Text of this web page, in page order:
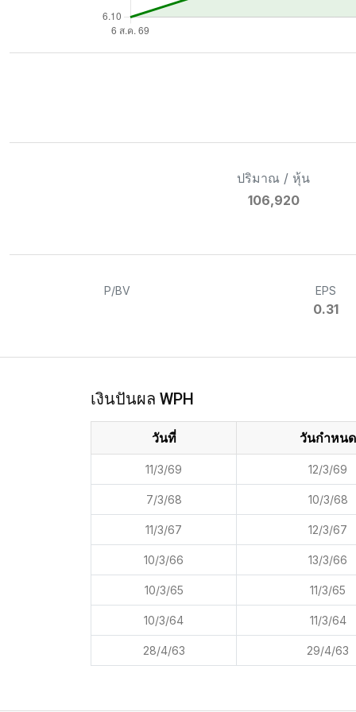
ปริมาณ / หุ้น
106,920
P/BV EPS
0.31
เงินปันผล WPH
วันที่ วันกำหนด
11/3/69 12/3/69
7/3/68 10/3/68
11/3/67 12/3/67
10/3/66 13/3/66
10/3/65 11/3/65
10/3/64 11/3/64
28/4/63 29/4/63